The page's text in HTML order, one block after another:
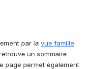
par la vue famille
un sommaire
page permet également